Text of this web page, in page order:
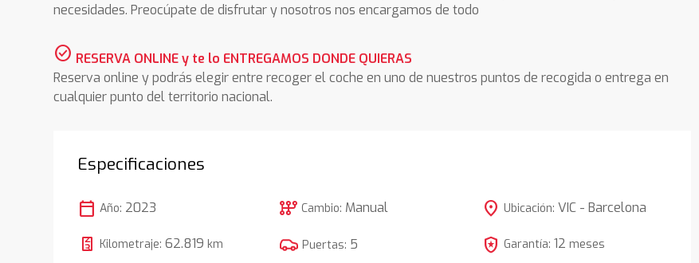
necesidades. Preocúpate de disfrutar y nosotros nos encargamos de todo
check_circle RESERVA ONLINE y te lo ENTREGAMOS DONDE QUIERAS
Reserva online y podrás elegir entre recoger el coche en uno de nuestros puntos de recogida o entrega en
cualquier punto del territorio nacional.
Especificaciones
calendar_today Año: 2023
Kilometraje:62.819 km
auto_transmission Cambio: Manual
Puertas: 5
location_on Ubicación: VIC - Barcelona
local_police Garantía: 12 meses